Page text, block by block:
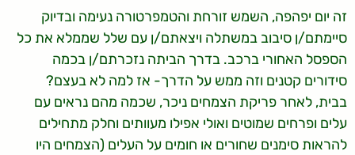
זה יום יפהפה, השמש זורחת והטמפרטורה נעימה ובדיוק
סיימתם/ן סיבוב במשתלה ויצאתם/ן עם שלל שממלא את כל
הספסל האחורי ברכב. בדרך הביתה נזכרתם/ן בכמה
סידורים קטנים וזה ממש על הדרך- אז למה לא בעצם?
בבית, לאחר פריקת הצמחים ניכר, שכמה מהם נראים עם
עלים ופרחים שמוטים ואולי אפילו מעוותים וחלק מתחילים
להראות סימנים שחורים או חומים על העלים (הצמחים היו